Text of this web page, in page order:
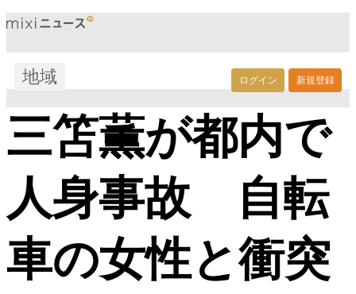
ログイン 新規登録
地域
三笘薫が都内で
人身事故 自転
車の女性と衝突